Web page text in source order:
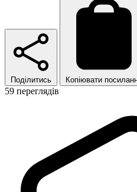
Поділитись Копіювати
59 переглядів